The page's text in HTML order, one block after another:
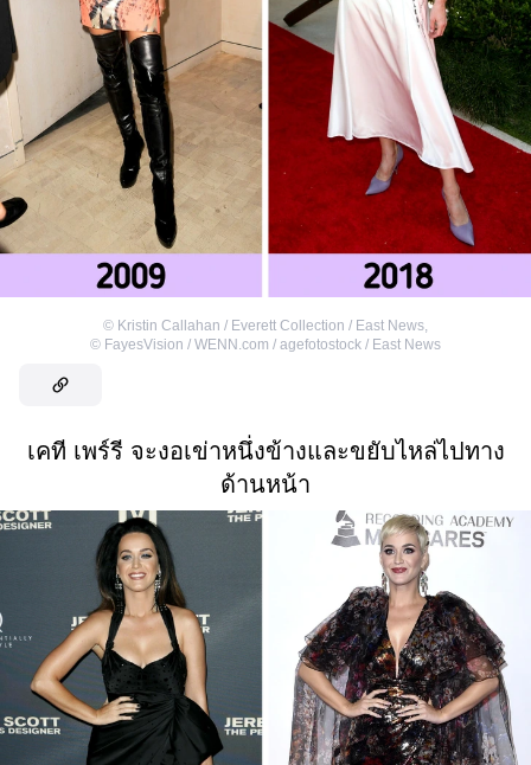
© Kristin Callahan / Everett Collection / East News
© FayesVision / WENN.com / agefotostock / East News
เคที เพร์รี จะงอเข่าหนึ่งข้างและขยับไหล่ไปทาง
ด้านหน้า